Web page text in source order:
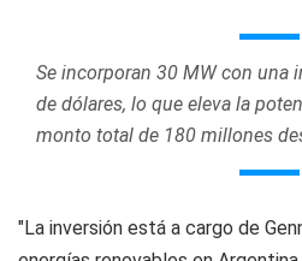
Se incorporan 30 MW con una
de dólares, lo que eleva la
monto total de 180 millones
"La inversión está a cargo de